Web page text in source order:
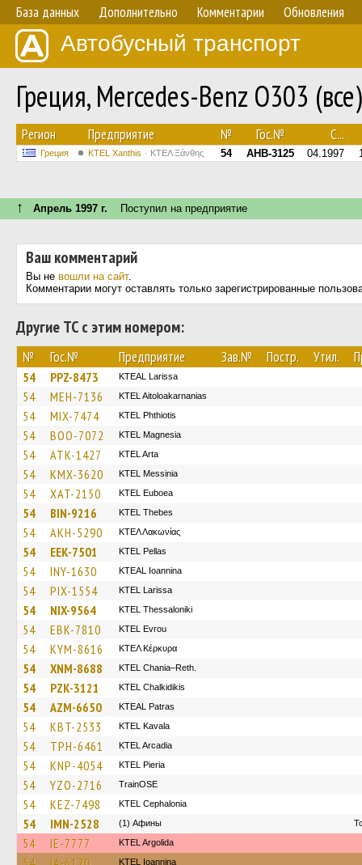
База данных Дополнительно Комментарии Обновления
Автобусный транспорт
Греция, Mercedes-Benz O303
Регион Предприятие № Гос.№ С...
Греция KTEL Xanthis ΚΤΕΛ Ξάνθης 54 AHB-3125 04.1997
↑ Апрель 1997 г. Поступил на предприятие
Ваш комментарий
Вы не вошли на сайт.
Комментарии могут оставлять только зарегистрированные
Другие ТС с этим номером:
№ Гос.№ Предприятие Зав.№ Постр. Утил.
54 PPZ-8473 KTEAL Larissa
54 MEH-7136 KTEL Aitoloakarnanias
54 MIX-7474 ΚΤΕL Phthiotis
54 BOO-7072 ΚΤΕL Magnesia
54 ATK-1427 KTEL Arta
54 KMX-3620 KTEL Messinia
54 XAT-2150 ΚΤΕL Euboea
54 BIN-9216 KTEL Thebes
54 AKH-5290 ΚΤΕΛ Λακωνίας
54 EEK-7501 KTEL Pellas
54 INY-1630 KTEAL Ioannina
54 PIX-1554 KTEL Larissa
54 NIX-9564 KTEL Thessaloniki
54 EBK-7810 KTEL Evrou
54 KYM-8616 ΚΤΕΛ Κέρκυρα
54 XNM-8688 KTEL Chania–Reth.
54 PZK-3121 ΚΤΕL Chalkidikis
54 AZM-6650 KTEAL Patras
54 KBT-2533 KTEL Kavala
54 TPH-6461 KTEL Arcadia
54 KNP-4054 KTEL Pieria
54 YZO-2716 TrainΟSE
54 KEZ-7498 KTEL Cephalonia
54 IMN-2528 (1) Афины
54 IE-7777 KTEL Argolida
KTEL Ioannina